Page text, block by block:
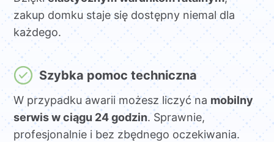
zakup domku staje się dostępny niemal dla
każdego.
Szybka pomoc techniczna
W przypadku awarii możesz liczyć na mobilny
serwis w ciągu 24 godzin. Sprawnie,
profesjonalnie i bez zbędnego oczekiwania.